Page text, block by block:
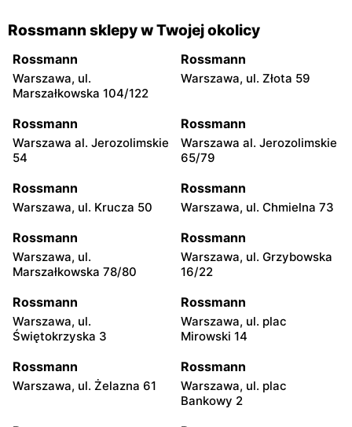
Rossmann sklepy w Twojej okolicy
Rossmann
Warszawa, ul.
Marszałkowska 104/122
Rossmann
Warszawa, ul. Złota 59
Rossmann
Warszawa al. Jerozolimskie
54
Rossmann
Warszawa al. Jerozolimskie
65/79
Rossmann
Warszawa, ul. Krucza 50
Rossmann
Warszawa, ul. Chmielna 73
Rossmann
Warszawa, ul.
Marszałkowska 78/80
Rossmann
Warszawa, ul. Grzybowska
16/22
Rossmann
Warszawa, ul.
Świętokrzyska 3
Rossmann
Warszawa, ul. plac
Mirowski 14
Rossmann
Warszawa, ul. Żelazna 61
Rossmann
Warszawa, ul. plac
Bankowy 2